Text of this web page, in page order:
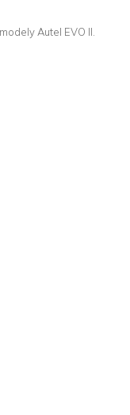
Autel EVO II.